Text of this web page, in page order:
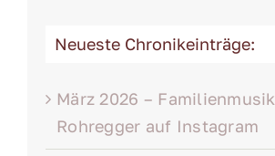
Neueste Chronikeinträge:
März 2026 – Familienmusik
Rohregger auf Instagram